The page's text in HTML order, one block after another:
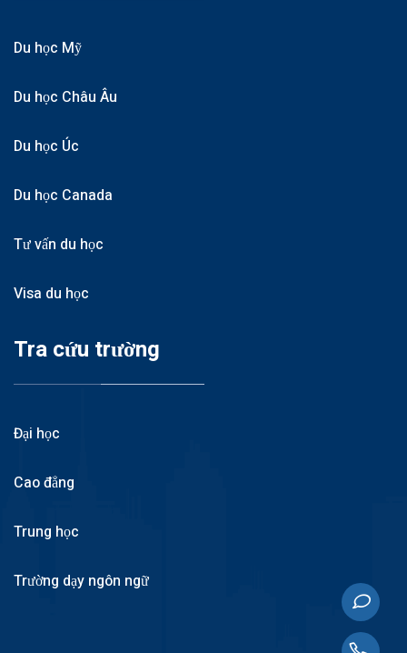
Du học Mỹ
Du học Châu Âu
Du học Úc
Du học Canada
Tư vấn du học
Visa du học
Tra cứu trường
Đại học
Cao đẳng
Trung học
Trường dạy ngôn ngữ